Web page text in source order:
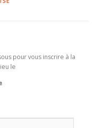
pour vous inscrire à la
le